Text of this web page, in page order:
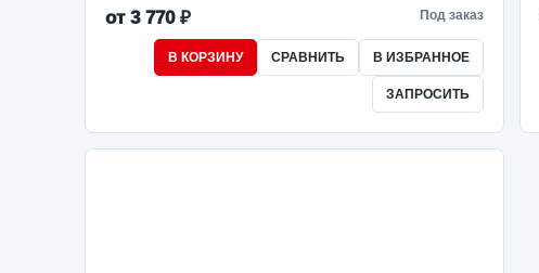
от 3 770 ₽ Под заказ
В КОРЗИНУ СРАВНИТЬ В ИЗБРАННОЕ
ЗАПРОСИТЬ